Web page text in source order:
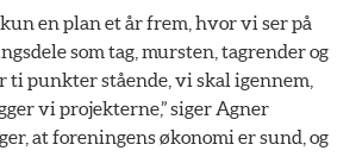
en plan et år frem, hvor vi ser på
som tag, mursten, tagrender og
ti punkter stående, vi skal igennem,
vi projekterne,” siger Agner
at foreningens økonomi er sund, og